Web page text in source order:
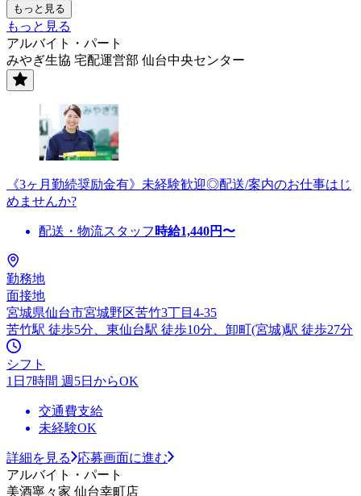
もっと見る
もっと見る
アルバイト・パート
みやぎ生協 宅配運営部 仙台中央センター
《3ヶ月勤続奨励金有》未経験歓迎◎配送/案内のお仕事はじ
めませんか?
配送・物流スタッフ 時給1,440円〜
勤務地
面接地
宮城県仙台市宮城野区苦竹3丁目4-35
苦竹駅 徒歩5分、東仙台駅 徒歩10分、卸町(宮城)駅 徒歩27分
シフト
1日7時間 週5日からOK
交通費支給
未経験OK
詳細を見る
応募画面に進む
アルバイト・パート
美酒寧々家 仙台幸町店